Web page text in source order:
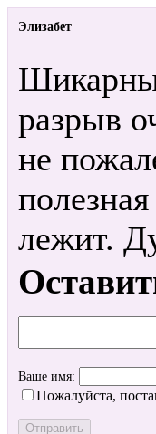
Элизабет
разрыв
не
лежит.
Ваше имя:
Пожалуйста,